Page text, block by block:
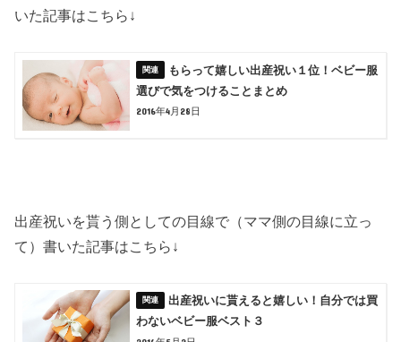
いた記事はこちら↓
もらって嬉しい出産祝い１位！ベビー服
選びで気をつけることまとめ
2016年4月28日
出産祝いを貰う側としての目線で（ママ側の目線に立っ
て）書いた記事はこちら↓
出産祝いに貰えると嬉しい！自分では買
わないベビー服ベスト３